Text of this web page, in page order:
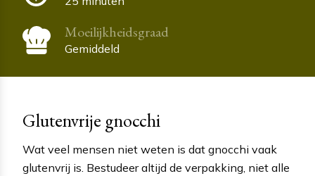
Moeilijkheidsgraad
Gemiddeld
Glutenvrije gnocchi
Wat veel mensen niet weten is dat gnocchi vaak
glutenvrij is. Bestudeer altijd de verpakking, niet alle